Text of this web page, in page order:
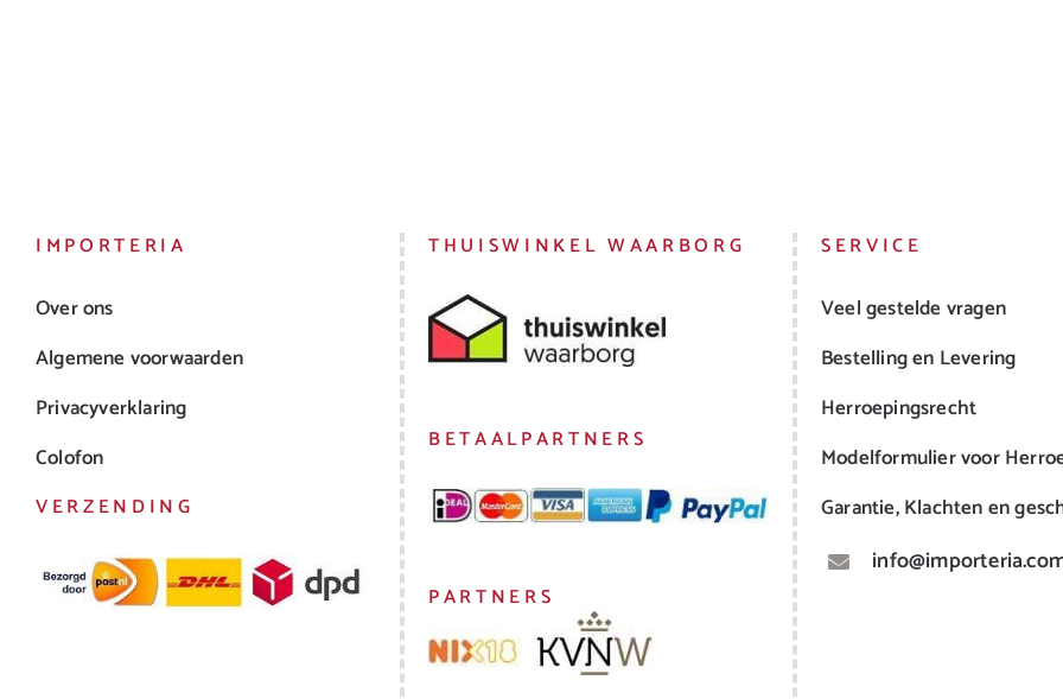
IMPORTERIA
Over ons
Algemene voorwaarden
Privacyverklaring
Colofon
VERZENDING
THUISWINKEL WAARBORG
BETAALPARTNERS
PARTNERS
SERVICE
Veel gestelde vragen
Bestelling en Levering
Herroepingsrecht
Modelformulier voor
Garantie, Klachten en